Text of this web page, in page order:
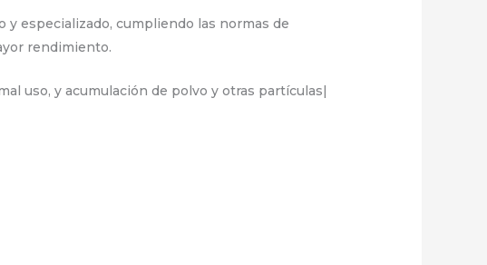
especializado, cumpliendo las normas de
rendimiento.
uso, y acumulación de polvo y otras partículas|